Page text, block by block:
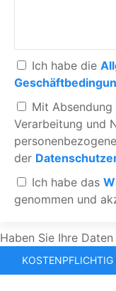
Ich habe die
Mit
Verarbeitung und
der
Ich habe das
genommen und
Haben Sie Ihre